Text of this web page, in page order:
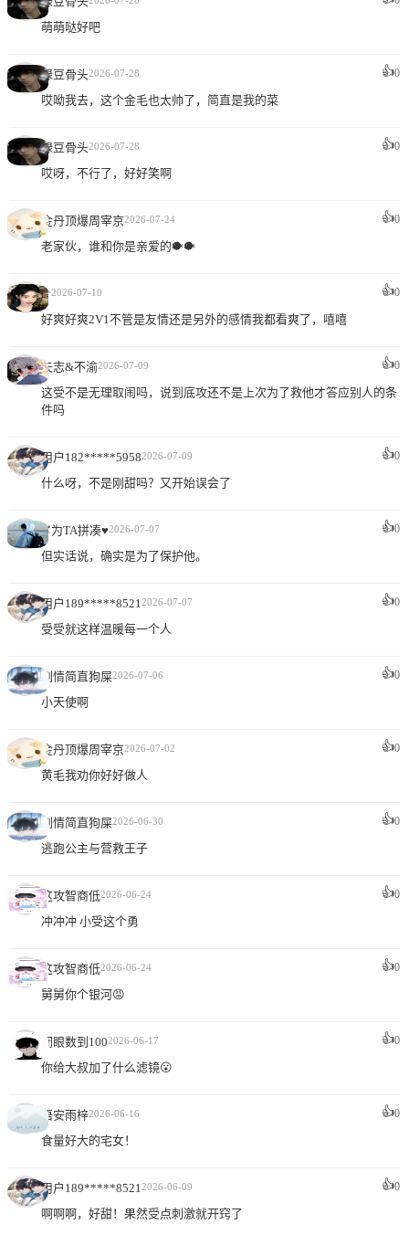
萌萌哒好吧
绿豆骨头2026-07-28 👍0
哎呦我去，这个金毛也太帅了，简直是我的菜
绿豆骨头2026-07-28 👍0
哎呀，不行了，好好笑啊
金丹顶爆周宰京2026-07-24 👍0
老家伙，谁和你是亲爱的🐡🐡
✨2026-07-10 👍0
好爽好爽2V1不管是友情还是另外的感情我都看爽了，嘻嘻
矢志&不渝2026-07-09 👍0
这受不是无理取闹吗，说到底攻还不是上次为了救他才答应别人的条
件吗
用户182*****59582026-07-09 👍0
什么呀，不是刚甜吗？又开始误会了
✘为TA拼凑♥2026-07-07 👍0
但实话说，确实是为了保护他。
用户189*****8521 2026-07-07 👍0
受受就这样温暖每一个人
剧情简直狗屎2026-07-06 👍0
小天使啊
金丹顶爆周宰京2026-07-02 👍0
黄毛我劝你好好做人
剧情简直狗屎2026-06-30 👍0
逃跑公主与营救王子
这攻智商低2026-06-24 👍0
冲冲冲 小受这个勇
这攻智商低2026-06-24 👍0
舅舅你个银河😡
闭眼数到1002026-06-17 👍0
你给大叔加了什么滤镜😮
语安雨梓2026-06-16 👍0
食量好大的宅女！
用户189*****8521 2026-06-09 👍0
啊啊啊，好甜！果然受点刺激就开窍了